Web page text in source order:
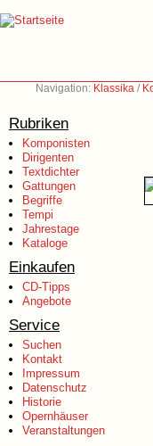
Navigation: Klassika /
Rubriken
Komponisten
Dirigenten
Textdichter
Gattungen
Begriffe
Tempi
Jahrestage
Kataloge
Einkaufen
CD-Tipps
Angebote
Service
Suchen
Kontakt
Impressum
Datenschutz
Historie
Opernhäuser
Veranstaltungen